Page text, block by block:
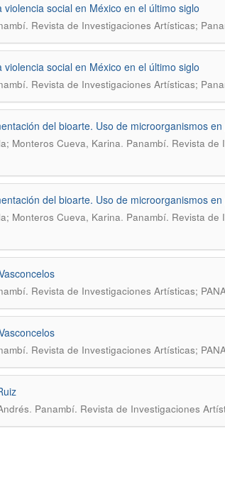
social en México en el último siglo
Revista de Investigaciones Artísticas;
social en México en el último siglo
Revista de Investigaciones Artísticas;
del bioarte. Uso de microorganismos
Monteros Cueva, Karina. Panambí. Revista de
del bioarte. Uso de microorganismos
Monteros Cueva, Karina. Panambí. Revista de
Revista de Investigaciones Artísticas;
Revista de Investigaciones Artísticas;
. Panambí. Revista de Investigaciones